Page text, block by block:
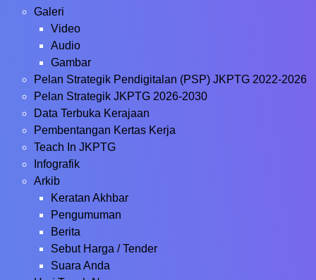
Galeri
Video
Audio
Gambar
Pelan Strategik Pendigitalan (PSP) JKPTG 2022-2026
Pelan Strategik JKPTG 2026-2030
Data Terbuka Kerajaan
Pembentangan Kertas Kerja
Teach In JKPTG
Infografik
Arkib
Keratan Akhbar
Pengumuman
Berita
Sebut Harga / Tender
Suara Anda